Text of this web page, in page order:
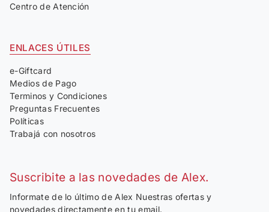
Centro de Atención
ENLACES ÚTILES
e-Giftcard
Medios de Pago
Terminos y Condiciones
Preguntas Frecuentes
Políticas
Trabajá con nosotros
Suscribite a las novedades de Alex.
Informate de lo último de Alex Nuestras ofertas y
novedades directamente en tu email.